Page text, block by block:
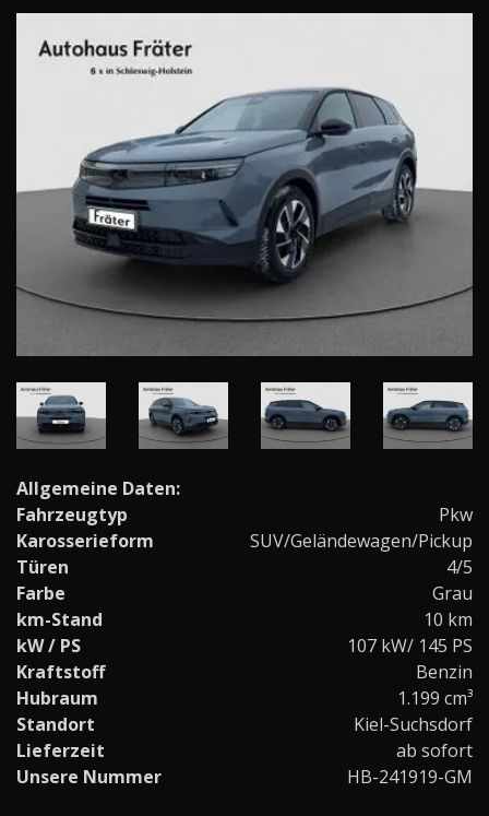
Allgemeine Daten:
Fahrzeugtyp
Pkw
Karosserieform
SUV/Geländewagen/Pickup
Türen
4/5
Farbe
Grau
km-Stand
10 km
kW / PS
107 kW/ 145 PS
Kraftstoff
Benzin
Hubraum
1.199 cm³
Standort
Kiel-Suchsdorf
Lieferzeit
ab sofort
Unsere Nummer
HB-241919-GM